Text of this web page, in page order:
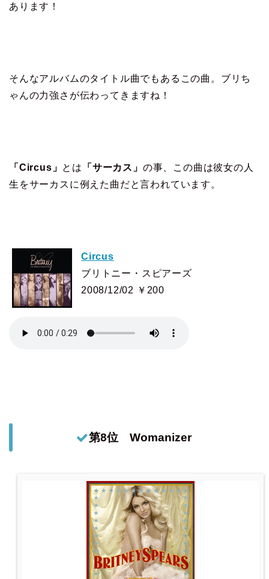
あります！
そんなアルバムのタイトル曲でもあるこの曲。ブリち
ゃんの力強さが伝わってきますね！
「Circus」 とは 「サーカス」 の事、この曲は彼女の人
生をサーカスに例えた曲だと言われています。
Circus
ブリトニー・スピアーズ
2008/12/02 ￥200
第8位 Womanizer